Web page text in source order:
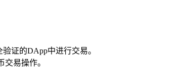
证的DApp中进行交易。
易操作。